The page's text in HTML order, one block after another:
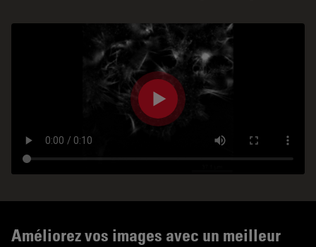
Améliorez vos images avec un meilleur